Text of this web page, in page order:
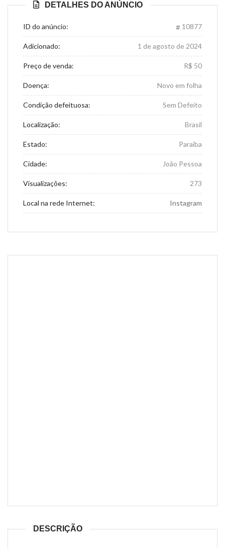
DETALHES DO ANÚNCIO
ID do anúncio: 10877
Adicionado: 1 de agosto de 2024
Preço de venda: R$ 50
Doença: Novo em folha
Condição defeituosa: Sem Defeito
Localização: Brasil
Estado: Paraíba
Cidade: João Pessoa
Visualizações: 273
Local na rede Internet: Instagram
DESCRIÇÃO